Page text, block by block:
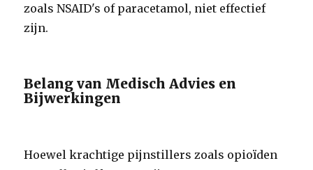
zoals NSAID's of paracetamol, niet effectief
zijn.
Belang van Medisch Advies en
Bijwerkingen
Hoewel krachtige pijnstillers zoals opioïden